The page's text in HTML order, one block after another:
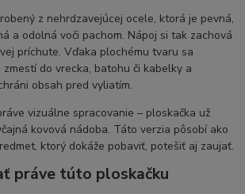
z nehrdzavejúcej ocele, ktorá je pevná,
a odolná voči pachom. Nápoj si tak zachová
príchute. Vďaka plochému tvaru sa
do vrecka, batohu či kabelky a
obsah pred vyliatím.
vizuálne spracovanie – ploskačka už
kovová nádoba. Táto verzia pôsobí ako
ktorý dokáže pobaviť, potešiť aj zaujať.
práve túto ploskačku